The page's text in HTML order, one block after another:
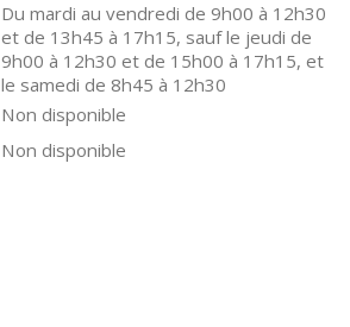
Du mardi au vendredi de 9h00 à 12h30
et de 13h45 à 17h15, sauf le jeudi de
9h00 à 12h30 et de 15h00 à 17h15, et
le samedi de 8h45 à 12h30
Non disponible
Non disponible